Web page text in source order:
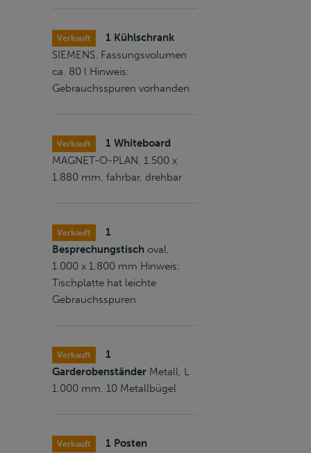
Verkauft
1 Kühlschrank
SIEMENS, Fassungsvolumen
ca. 80 l Hinweis:
Gebrauchsspuren vorhanden
Verkauft
1 Whiteboard
MAGNET-O-PLAN, 1.500 x
1.880 mm, fahrbar, drehbar
Verkauft
1
Besprechungstisch oval,
1.000 x 1.800 mm Hinweis:
Tischplatte hat leichte
Gebrauchsspuren
Verkauft
1
Garderobenständer Metall, L
1.000 mm, 10 Metallbügel
Verkauft
1 Posten